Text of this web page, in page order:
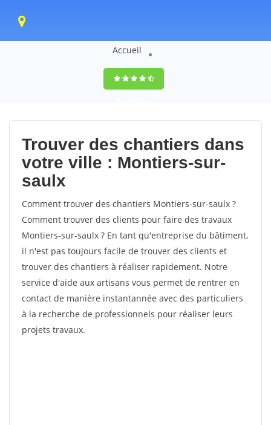
Accueil
9,5(100%)0
votes
Trouver des chantiers dans
votre ville : Montiers-sur-
saulx
Comment trouver des chantiers Montiers-sur-saulx ?
Comment trouver des clients pour faire des travaux
Montiers-sur-saulx ? En tant qu'entreprise du bâtiment,
il n'est pas toujours facile de trouver des clients et
trouver des chantiers à réaliser rapidement. Notre
service d'aide aux artisans vous permet de rentrer en
contact de manière instantannée avec des particuliers
à la recherche de professionnels pour réaliser leurs
projets travaux.